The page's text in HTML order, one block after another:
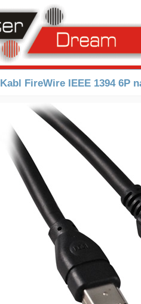
Kabl FireWire IEEE 1394 6P